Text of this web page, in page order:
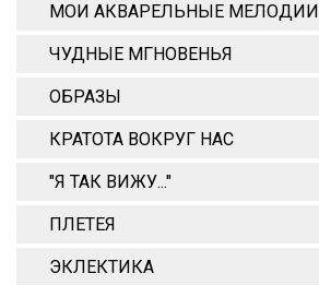
МОИ АКВАРЕЛЬНЫЕ МЕЛОДИИ
ЧУДНЫЕ МГНОВЕНЬЯ
ОБРАЗЫ
КРАТОТА ВОКРУГ НАС
"Я ТАК ВИЖУ..."
ПЛЕТЕЯ
ЭКЛЕКТИКА